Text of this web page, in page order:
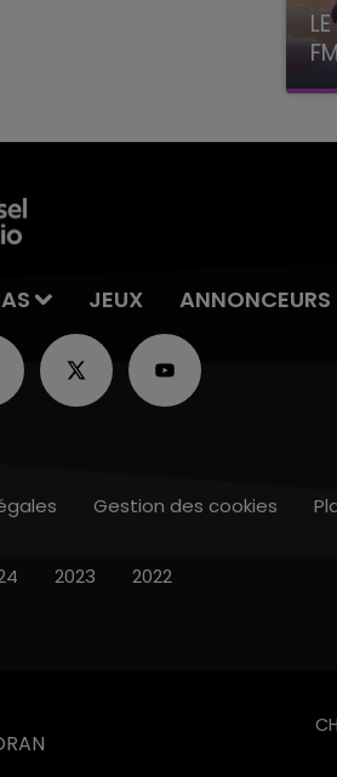
FM
JEUX ANNONCEURS
Gestion des cookies
2023 2022